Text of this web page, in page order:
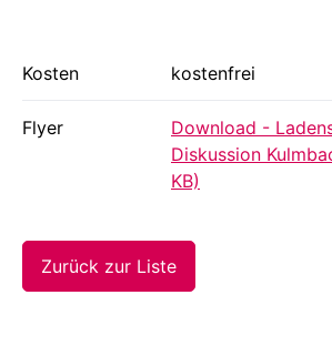
Kosten kostenfrei
Flyer
Download -
Diskussion
KB)
Zurück zur Liste